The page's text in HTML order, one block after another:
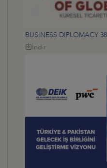
BUSINESS DIPLOMACY 38
İndir